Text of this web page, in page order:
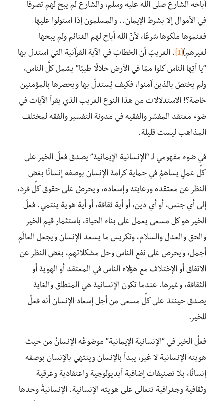
أباحه الشارع صلى الله عليه وسلم، والشارع لم يبح لهم تصرفًا
في الأموال إلا بشرط الإيمان.. والمسلمون إذا استولوا عليها
فغنموها ملكوها شرعًا، لأنّ الله أباح لهم الغنائم ولم يبحها
لغيرهم)[1]
. الغريبُ أن الخطابَ في الآية القرآنية التي استدل بها
“يا أيّها الناس كلوا ممّا في الأرض حلالًا طيبًا” يشمل كلَّ الناس،
ولم يختصّ بالذين آمنوا، فكيف يُستدلّ بها ويحصرها بالمؤمنين
خاصة؟! الاستدلالات من هذا النوع الغريب الذي يقرأ الآيات في
ضوء معتقد المفسّر والفقيه في مدونة التفسير والفقه لمختلف
المذاهب ليست قليلة.
في ضوء مفهومي لـ “الإنسانية الإيمانية” يصدق فعلُ الخير على
كلِّ عملٍ يساهمُ في حماية كرامة الإنسان بوصفه إنسانًا بغض
النظر عن معتقده ورعايته وإسعاده، ويحرصُ على حقوق كلِّ فرد،
إلى أي جنس، أو أي دين، أو أية ثقافة، أو أية هوية ينتمي. فعلُ
الخير هو كل مسعى يعمل على بناء الحياة، باستثمار قيم الخير
والحق والعدل والسلام، وتكريس ما يسعد الإنسان ويجعل العالَم
أجمل، ويحرص على نفع الناس وحل مشكلاتهم، بغض النظر عن
الاتفاق أو الإختلاف مع هؤلاء الناس في المعتقد أو الهوية أو
الثقافة، وغيرها. عندما تكون الإنسانية هي المنطلق والغاية
يصدق حينئذ على كلِّ مسعى من أجل إسعاد الإنسان أنه فعلٌ
للخير.
فعلُ الخير في “الإنسانية الإيمانية” موضوعُه الإنسانُ من حيث
هويته الإنسانية لا غير، يبدأ بالإنسان وينتهي بالإنسان بوصفه
إنسانًا، بلا تصنيفات إضافية أيديولوجية واعتقادية وعرقية
وثقافية وجغرافية تتعالى على هويته الإنسانية. الإنسانيةُ وحدها